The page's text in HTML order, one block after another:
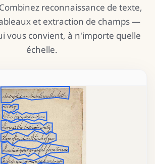
reconnaissance de texte,
et extraction de champs —
vous convient, à n'importe quelle
échelle.